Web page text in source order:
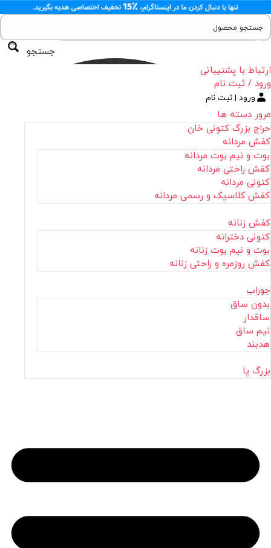
جستجو
ارتباط با پشتیبانی
ورود / ثبت نام
ورود | ثبت نام
مرور دسته ها
حراج بزرگ کتونی خان
کفش مردانه
بوت و نیم بوت مردانه
کفش راحتی مردانه
کتونی مردانه
کفش کلاسیک و رسمی مردانه
کفش زنانه
کتونی دخترانه
بوت و نیم بوت زنانه
کفش روزمره و راحتی زنانه
جوراب
بدون ساق
ساقدار
نیم ساق
هدبند
بزرگ پا